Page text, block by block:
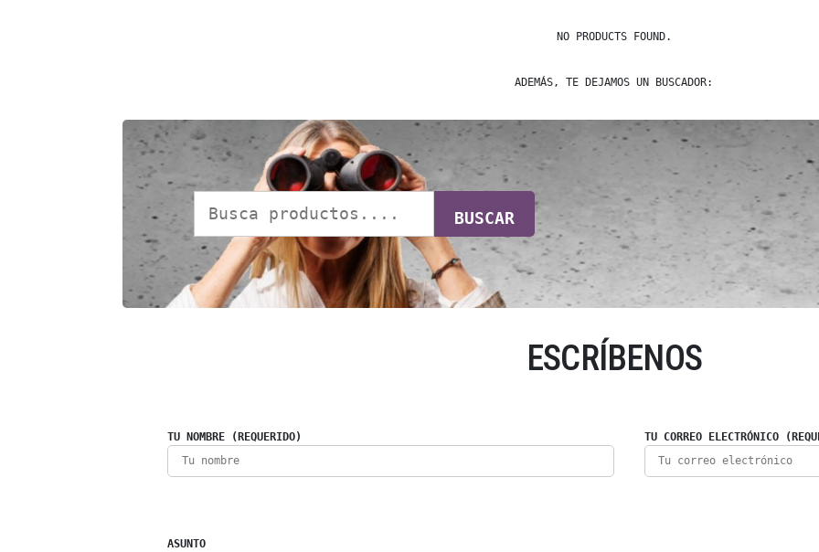
NO PRODUCTS FOUND.
ADEMÁS, TE DEJAMOS UN BUSCADOR:
BUSCAR
ESCRÍBENOS
TU NOMBRE (REQUERIDO) TU CORREO ELECTRÓNICO
ASUNTO